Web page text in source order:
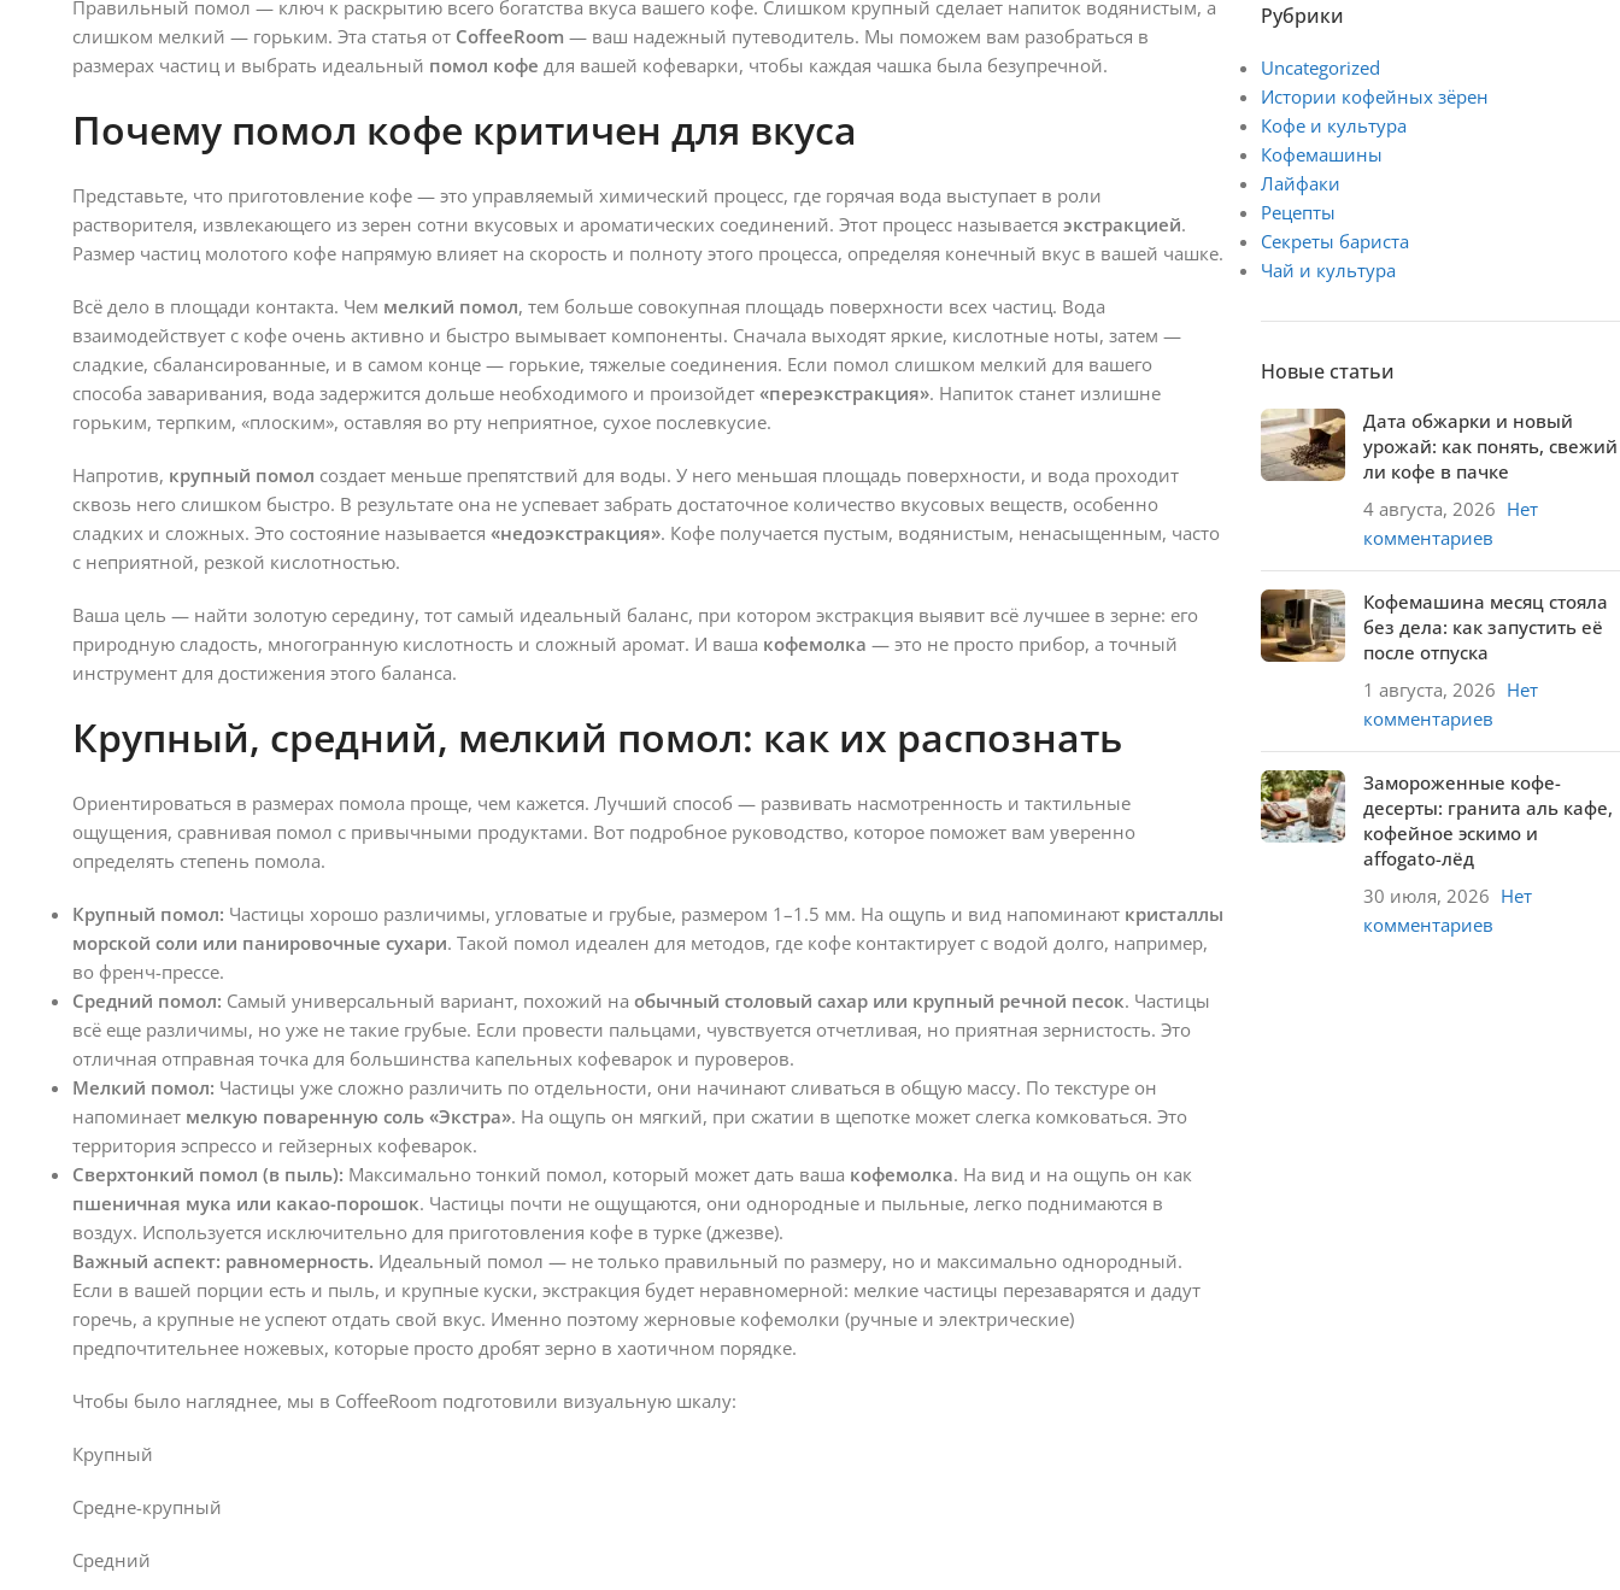
Правильный помол — ключ к раскрытию всего богатства вкуса вашего кофе. Слишком крупный сделает напиток водянистым, а
слишком мелкий — горьким. Эта статья от CoffeeRoom — ваш надежный путеводитель. Мы поможем вам разобраться в
размерах частиц и выбрать идеальный помол кофе для вашей кофеварки, чтобы каждая чашка была безупречной.
Почему помол кофе критичен для вкуса
Представьте, что приготовление кофе — это управляемый химический процесс, где горячая вода выступает в роли
растворителя, извлекающего из зерен сотни вкусовых и ароматических соединений. Этот процесс называется экстракцией.
Размер частиц молотого кофе напрямую влияет на скорость и полноту этого процесса, определяя конечный вкус в вашей чашке.
Всё дело в площади контакта. Чем мелкий помол, тем больше совокупная площадь поверхности всех частиц. Вода
взаимодействует с кофе очень активно и быстро вымывает компоненты. Сначала выходят яркие, кислотные ноты, затем —
сладкие, сбалансированные, и в самом конце — горькие, тяжелые соединения. Если помол слишком мелкий для вашего
способа заваривания, вода задержится дольше необходимого и произойдет «переэкстракция». Напиток станет излишне
горьким, терпким, «плоским», оставляя во рту неприятное, сухое послевкусие.
Напротив, крупный помол создает меньше препятствий для воды. У него меньшая площадь поверхности, и вода проходит
сквозь него слишком быстро. В результате она не успевает забрать достаточное количество вкусовых веществ, особенно
сладких и сложных. Это состояние называется «недоэкстракция». Кофе получается пустым, водянистым, ненасыщенным, часто
с неприятной, резкой кислотностью.
Ваша цель — найти золотую середину, тот самый идеальный баланс, при котором экстракция выявит всё лучшее в зерне: его
природную сладость, многогранную кислотность и сложный аромат. И ваша кофемолка — это не просто прибор, а точный
инструмент для достижения этого баланса.
Крупный, средний, мелкий помол: как их распознать
Ориентироваться в размерах помола проще, чем кажется. Лучший способ — развивать насмотренность и тактильные
ощущения, сравнивая помол с привычными продуктами. Вот подробное руководство, которое поможет вам уверенно
определять степень помола.
Крупный помол: Частицы хорошо различимы, угловатые и грубые, размером 1–1.5 мм. На ощупь и вид напоминают кристаллы
морской соли или панировочные сухари. Такой помол идеален для методов, где кофе контактирует с водой долго, например,
во френч-прессе.
Средний помол: Самый универсальный вариант, похожий на обычный столовый сахар или крупный речной песок. Частицы
всё еще различимы, но уже не такие грубые. Если провести пальцами, чувствуется отчетливая, но приятная зернистость. Это
отличная отправная точка для большинства капельных кофеварок и пуроверов.
Мелкий помол: Частицы уже сложно различить по отдельности, они начинают сливаться в общую массу. По текстуре он
напоминает мелкую поваренную соль «Экстра». На ощупь он мягкий, при сжатии в щепотке может слегка комковаться. Это
территория эспрессо и гейзерных кофеварок.
Сверхтонкий помол (в пыль): Максимально тонкий помол, который может дать ваша кофемолка. На вид и на ощупь он как
пшеничная мука или какао-порошок. Частицы почти не ощущаются, они однородные и пыльные, легко поднимаются в
воздух. Используется исключительно для приготовления кофе в турке (джезве).
Важный аспект: равномерность. Идеальный помол — не только правильный по размеру, но и максимально однородный.
Если в вашей порции есть и пыль, и крупные куски, экстракция будет неравномерной: мелкие частицы перезаварятся и дадут
горечь, а крупные не успеют отдать свой вкус. Именно поэтому жерновые кофемолки (ручные и электрические)
предпочтительнее ножевых, которые просто дробят зерно в хаотичном порядке.
Чтобы было нагляднее, мы в CoffeeRoom подготовили визуальную шкалу:
Крупный
Средне-крупный
Средний
Рубрики
Uncategorized
Истории кофейных зёрен
Кофе и культура
Кофемашины
Лайфаки
Рецепты
Секреты бариста
Чай и культура
Новые статьи
Дата обжарки и новый
урожай: как понять, свежий
ли кофе в пачке
4 августа, 2026 Нет
комментариев
Кофемашина месяц стояла
без дела: как запустить её
после отпуска
1 августа, 2026 Нет
комментариев
Замороженные кофе-
десерты: гранита аль кафе,
кофейное эскимо и
affogato-лёд
30 июля, 2026 Нет
комментариев